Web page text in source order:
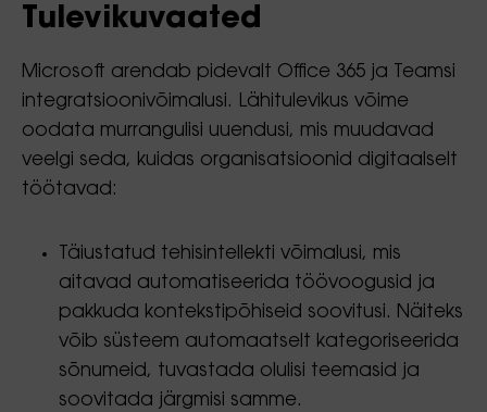
Tulevikuvaated
Microsoft arendab pidevalt Office 365 ja Teamsi
integratsioonivõimalusi. Lähitulevikus võime
oodata murrangulisi uuendusi, mis muudavad
veelgi seda, kuidas organisatsioonid digitaalselt
töötavad:
Täiustatud tehisintellekti võimalusi, mis
aitavad automatiseerida töövoogusid ja
pakkuda kontekstipõhiseid soovitusi. Näiteks
võib süsteem automaatselt kategoriseerida
sõnumeid, tuvastada olulisi teemasid ja
soovitada järgmisi samme.